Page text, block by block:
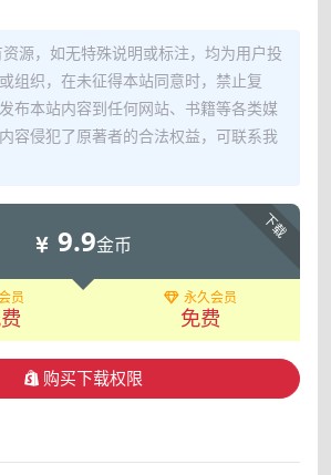
源，如无特殊说明或标注，均为用户投
组织，在未征得本站同意时，禁止复
布本站内容到任何网站、书籍等各类媒
容侵犯了原著者的合法权益，可联系我
下载
9.9金币
员 永久会员
免费
购买下载权限